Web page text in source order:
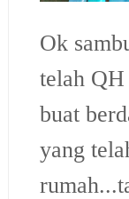
Ok
telah
buat
yang